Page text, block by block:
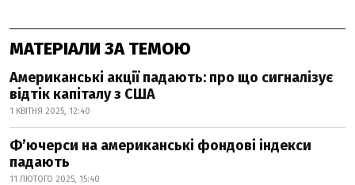
МАТЕРІАЛИ ЗА ТЕМОЮ
Американські акції падають: про що сигналізує
відтік капіталу з США
1 КВІТНЯ 2025, 12:40
Фʼючерси на американські фондові індекси
падають
11 ЛЮТОГО 2025, 15:40